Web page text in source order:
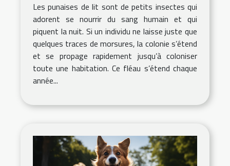
Les punaises de lit sont de petits insectes qui
adorent se nourrir du sang humain et qui
piquent la nuit. Si un individu ne laisse juste que
quelques traces de morsures, la colonie s’étend
et se propage rapidement jusqu’à coloniser
toute une habitation. Ce fléau s’étend chaque
année...